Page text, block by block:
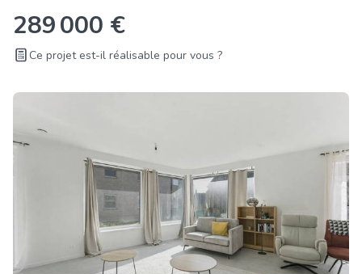
289 000 €
Ce projet est-il réalisable pour vous ?